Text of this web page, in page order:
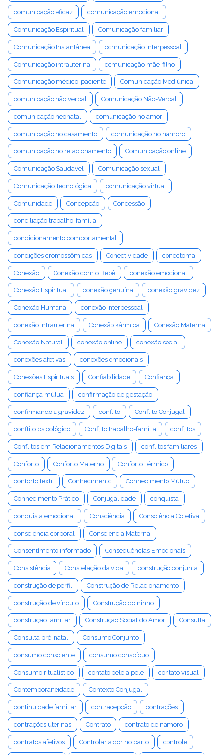
comunicação eficaz comunicação emocional
Comunicação Espiritual Comunicação familiar
Comunicação Instantânea comunicação interpessoal
Comunicação intrauterina comunicação mãe-filho
Comunicação médico-paciente Comunicação Mediúnica
comunicação não verbal Comunicação Não-Verbal
comunicação neonatal comunicação no amor
comunicação no casamento comunicação no namoro
comunicação no relacionamento Comunicação online
Comunicação Saudável Comunicação sexual
Comunicação Tecnológica comunicação virtual
Comunidade Concepção Concessão
conciliação trabalho-família
condicionamento comportamental
condições cromossômicas Conectividade conectoma
Conexão Conexão com o Bebê conexão emocional
Conexão Espiritual conexão genuína conexão gravidez
Conexão Humana conexão interpessoal
conexão intrauterina Conexão kármica Conexão Materna
Conexão Natural conexão online conexão social
conexões afetivas conexões emocionais
Conexões Espirituais Confiabilidade Confiança
confiança mútua confirmação de gestação
confirmando a gravidez conflito Conflito Conjugal
conflito psicológico Conflito trabalho-família conflitos
Conflitos em Relacionamentos Digitais conflitos familiares
Conforto Conforto Materno Conforto Térmico
conforto têxtil Conhecimento Conhecimento Mútuo
Conhecimento Prático Conjugalidade conquista
conquista emocional Consciência Consciência Coletiva
consciência corporal Consciência Materna
Consentimento Informado Consequências Emocionais
Consistência Constelação da vida construção conjunta
construção de perfil Construção de Relacionamento
construção de vínculo Construção do ninho
construção familiar Construção Social do Amor Consulta
Consulta pré-natal Consumo Conjunto
consumo consciente consumo conspícuo
Consumo ritualístico contato pele a pele contato visual
Contemporaneidade Contexto Conjugal
continuidade familiar contracepção contrações
contrações uterinas Contrato contrato de namoro
contratos afetivos Controlar a dor no parto controle